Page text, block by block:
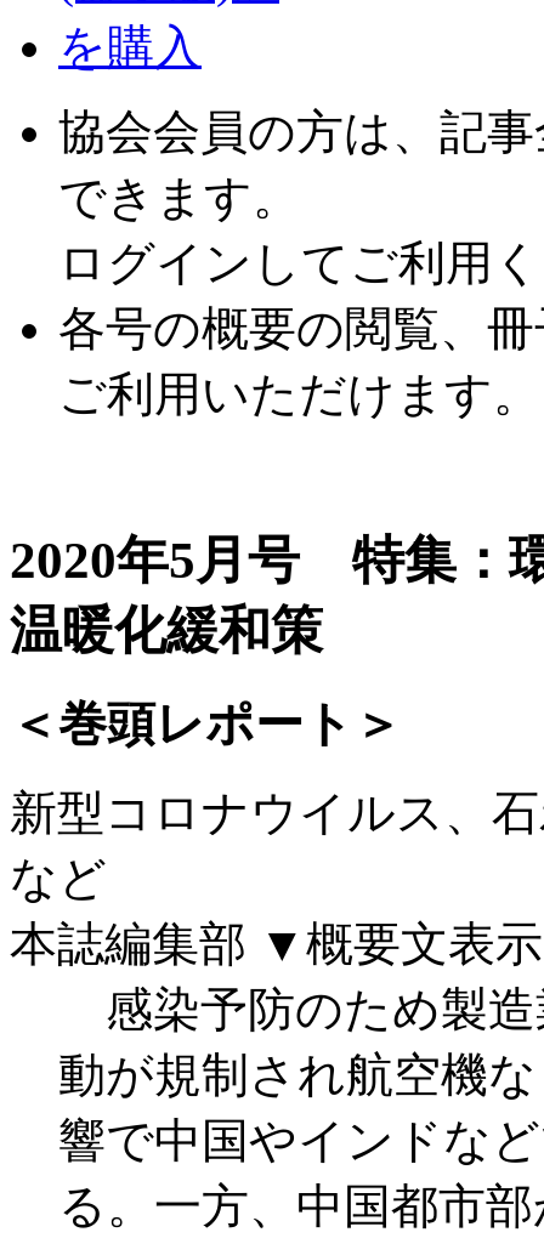
協会会員の方は、記
できます。
ログインしてご利用
各号の概要の閲覧、
ご利用いただけます。
2020年5月号 特集：
温暖化緩和策
＜巻頭レポート＞
新型コロナウイルス、
など
本誌編集部 ▼概要文表示
感染予防のため製造
動が規制され航空機
響で中国やインドな
る。一方、中国都市